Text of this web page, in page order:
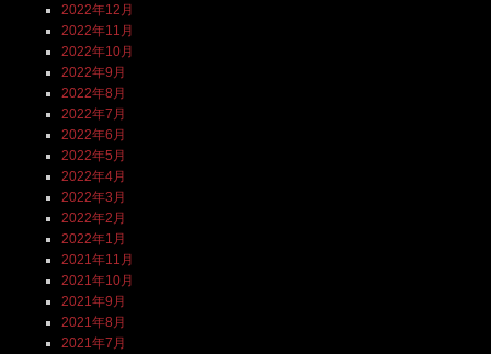
2022年12月
2022年11月
2022年10月
2022年9月
2022年8月
2022年7月
2022年6月
2022年5月
2022年4月
2022年3月
2022年2月
2022年1月
2021年11月
2021年10月
2021年9月
2021年8月
2021年7月